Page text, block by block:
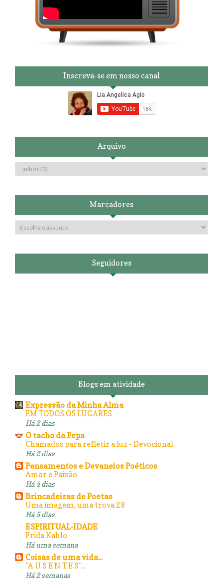
Inscreva-se em nosso canal
Arquivo
Marcadores
Seguidores
Blogs em atividade
Expressão da Minha Alma
EM TODOS OS LUGARES
Há 2 dias
O tacho da Pepa
Chamados para refletir a luz - Devocional
Há 2 dias
Pensamentos e Devaneios Poéticos
Amor e Paixão
Há 4 dias
Brincadeiras de Poetas
Uma imagem, uma trova 28
Há 5 dias
ESPIRITUAL-IDADE
Frida Kahlo
Há uma semana
Coisas de uma vida...
"A U S E N T E S"...
Há 2 semanas